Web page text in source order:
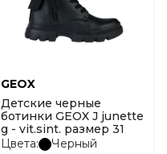
GEOX
Детские черные
ботинки GEOX J junette
g - vit.sint. размер 31
Цвета:
Черный